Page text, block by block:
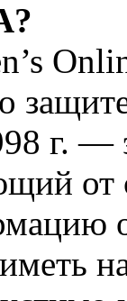
г.
от